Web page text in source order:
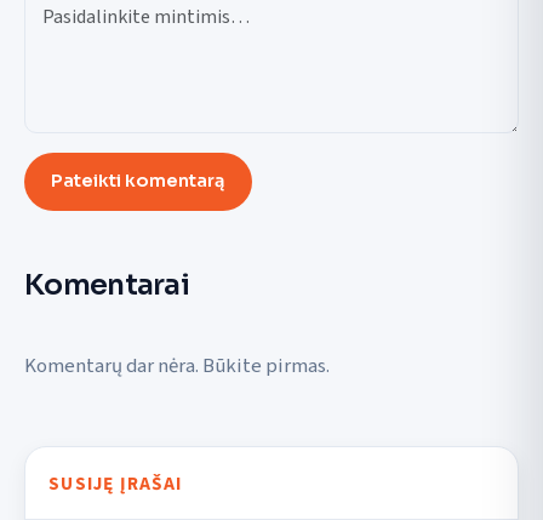
Pateikti komentarą
Komentarai
Komentarų dar nėra. Būkite pirmas.
SUSIJĘ ĮRAŠAI